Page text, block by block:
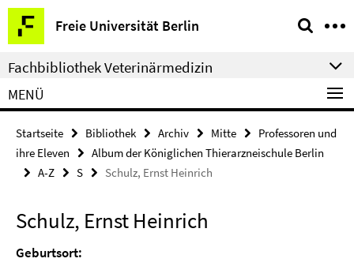
Springe
direkt
zu
Inhalt
Freie Universität Berlin
Service-
Navigation
Fachbibliothek Veterinärmedizin
MENÜ
Startseite Bibliothek Archiv Mitte
Professoren und
ihre Eleven
Album der Königlichen Thierarzneischule Berlin
A-Z
S Schulz, Ernst Heinrich
Schulz, Ernst Heinrich
Geburtsort: